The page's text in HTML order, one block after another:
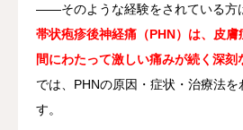
——そのような経験をされている方
帯状疱疹後神経痛（PHN）は、皮膚
間にわたって激しい痛みが続く深刻
では、PHNの原因・症状・治療法を
す。